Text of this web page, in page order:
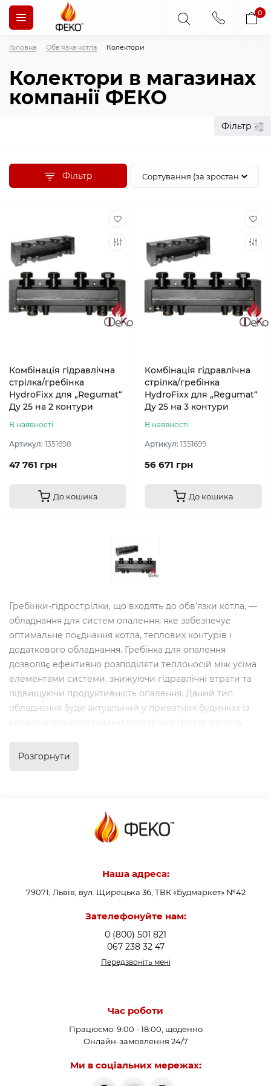
0
Головна Обвʼязка котла Колектори
Колектори в магазинах
компанії ФЕКО
Фільтр
Фільтр
Комбінація гідравлічна
стрілка/гребінка
HydroFixx для „Regumat“
Ду 25 на 2 контури
В наявності
Артикул: 1351698
47 761 грн
До кошика
Комбінація гідравлічна
стрілка/гребінка
HydroFixx для „Regumat“
Ду 25 на 3 контури
В наявності
Артикул: 1351699
56 671 грн
До кошика
Гребінки-гідрострілки, що входять до обв’язки котла, —
обладнання для систем опалення, яке забезпечує
оптимальне поєднання котла, теплових контурів і
додаткового обладнання. Гребінка для опалення
дозволяє ефективно розподіляти теплоносій між усіма
елементами системи, знижуючи гідравлічні втрати та
підвищуючи продуктивність опалення. Даний тип
обладнання буде актуальний у приватних будинках із
інтегрувати всі елементи в єдину опалювальну
гребінок-гідрострілок
Гребінка опалення є важливим елементом системи
балансування та розподілу теплоносія між контурами.
елементів:
Гідравлічна стрілка:
входом та виходом для теплоносія;
теплоізоляція (в залежності від моделі) для
мінімізації тепловтрат;
відсікачі повітря та осаду для видалення бруду та
Розгорнути
Наша адреса:
79071, Львів, вул. Щирецька 36, ТВК «Будмаркет» №42
Зателефонуйте нам:
0 (800) 501 821
067 238 32 47
Передзвоніть мені
Час роботи
Працюємо: 9:00 - 18:00, щоденно
Онлайн-замовлення 24/7
Ми в соціальних мережах: